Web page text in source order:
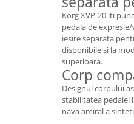
Preamplificatoare
Protectii antifonice pentru
Recordere de studio
Recordere portabile
Sintetizatoare
Standuri si stative de
Subwoofere de studio
Korg XVP-20 iti
pedala de
iesire separata
disponibile si la
superioara.
Corp
Designul corpului
stabilitatea pedalei
nava amiral a